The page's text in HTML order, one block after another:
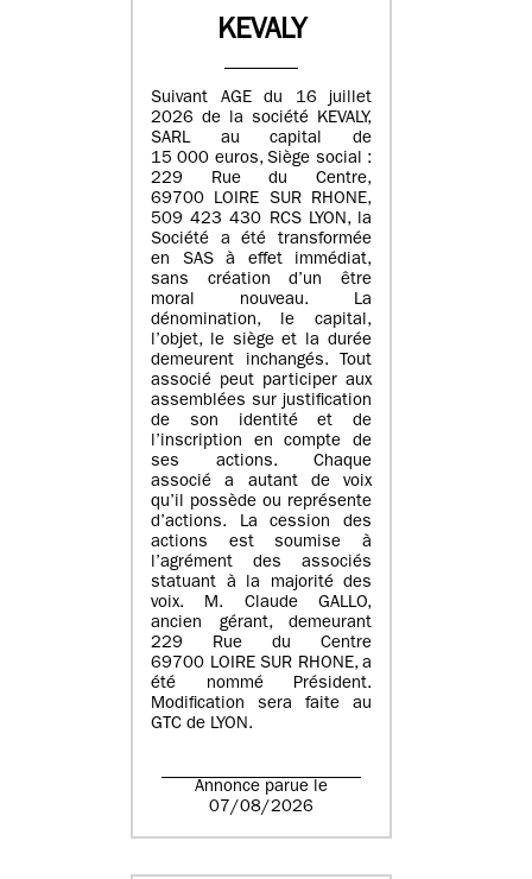
KEVALY
Suivant AGE du 16 juillet
2026 de la société KEVALY,
SARL au capital de
15 000 euros, Siège social :
229 Rue du Centre,
69700 LOIRE SUR RHONE,
509 423 430 RCS LYON, la
Société a été transformée
en SAS à effet immédiat,
sans création d’un être
moral nouveau. La
dénomination, le capital,
l’objet, le siège et la durée
demeurent inchangés. Tout
associé peut participer aux
assemblées sur justification
de son identité et de
l’inscription en compte de
ses actions. Chaque
associé a autant de voix
qu’il possède ou représente
d’actions. La cession des
actions est soumise à
l’agrément des associés
statuant à la majorité des
voix. M. Claude GALLO,
ancien gérant, demeurant
229 Rue du Centre
69700 LOIRE SUR RHONE, a
été nommé Président.
Modification sera faite au
GTC de LYON.
Annonce parue le
07/08/2026